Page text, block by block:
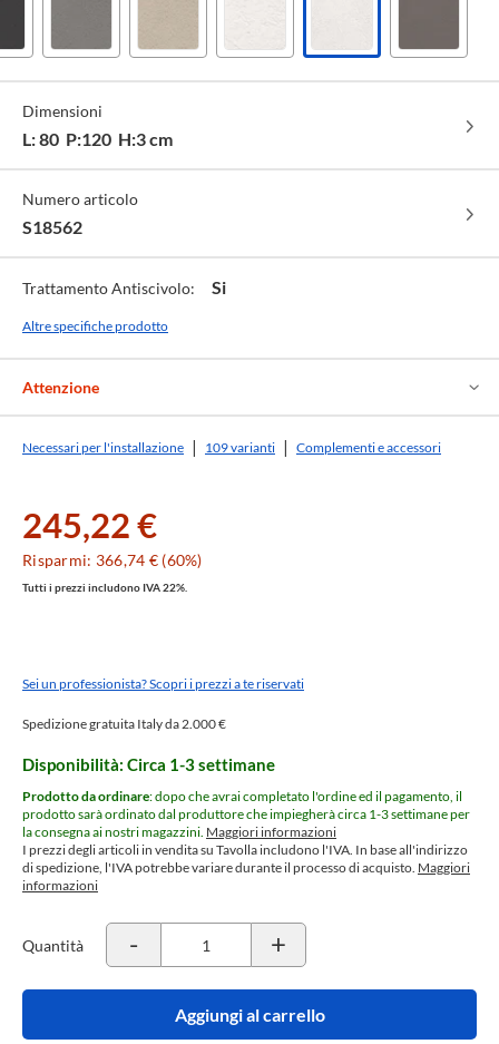
Grigio
pietra
cod.
GP
Creta
pietra
CP
Bianco
ardesia
Bianco
cemento
Grigio
cemento
Dimensioni
L: 80 P:120 H:3 cm
Numero articolo
S18562
Trattamento Antiscivolo: Si
Altre specifiche prodotto
Attenzione
Necessari per l'installazione 109 varianti Complementi e accessori
245,22 €
Risparmi: 366,74 € (60%)
Tutti i prezzi includono IVA 22%.
Sei un professionista? Scopri i prezzi a te riservati
Spedizione gratuita Italy da 2.000 €
Disponibilità: Circa 1-3 settimane
Prodotto da ordinare: dopo che avrai completato l'ordine ed il pagamento, il
prodotto sarà ordinato dal produttore che impiegherà circa 1-3 settimane per
la consegna ai nostri magazzini. Maggiori informazioni
I prezzi degli articoli in vendita su Tavolla includono l'IVA. In base all'indirizzo
di spedizione, l'IVA potrebbe variare durante il processo di acquisto. Maggiori
informazioni
Quantità - +
Aggiungi al carrello